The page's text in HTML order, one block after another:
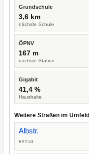
Grundschule
3,6 km
nächste Schule
ÖPNV
167 m
nächste Station
Gigabit
41,4 %
Haushalte
Weitere Straßen im Umfeld
Albstr.
89150